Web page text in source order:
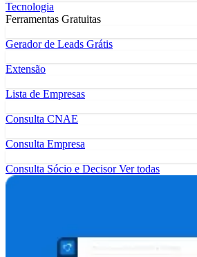
Tecnologia
Ferramentas Gratuitas
Gerador de Leads Grátis
Extensão
Lista de Empresas
Consulta CNAE
Consulta Empresa
Consulta Sócio e DecisorVer todas